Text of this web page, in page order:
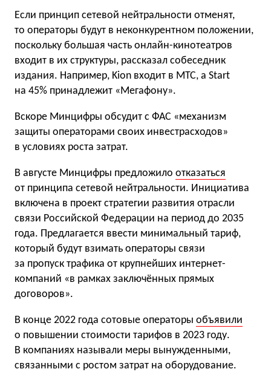
Если принцип сетевой нейтральности отменят,
то операторы будут в неконкурентном положении,
поскольку большая часть онлайн-кинотеатров
входит в их структуры, рассказал собеседник
издания. Например, Kion входит в МТС, а Start
на 45% принадлежит «Мегафону».
Вскоре Минцифры обсудит с ФАС «механизм
защиты операторами своих инвестрасходов»
в условиях роста затрат.
В августе Минцифры предложило отказаться
от принципа сетевой нейтральности. Инициатива
включена в проект стратегии развития отрасли
связи Российской Федерации на период до 2035
года. Предлагается ввести минимальный тариф,
который будут взимать операторы связи
за пропуск трафика от крупнейших интернет-
компаний «в рамках заключённых прямых
договоров».
В конце 2022 года сотовые операторы объявили
о повышении стоимости тарифов в 2023 году.
В компаниях называли меры вынужденными,
связанными с ростом затрат на оборудование.